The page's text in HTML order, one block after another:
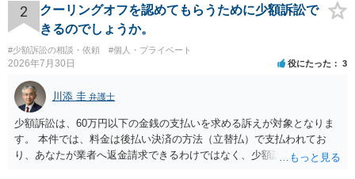
し、やむを得ず、返還金23万円及びこれに対する遅延損害金の支払い
を求める民事訴訟、支払督促その他必要な法的手続を直ちに講じま
す。 その際には、訴訟に要する費用その他法令上認められる金員につ
いても併せて請求する予定ですので、あらかじめ申し添えます。 本件
は、貴殿自らが契約を解約したことによって生じた返還義務の履行を
求めるものにすぎません。貴殿の仕入先との取引関係や返金時期など
の内部事情は、私に対する返還義務の発生や履行時期には何ら影響を
及ぼすものではありません。 これ以上、本件の解決を不必要に遅延さ
せることなく、誠意をもって速やかに返金手続を履行されるよう、強
く求めます。 以上
2
クーリングオフを認めてもらうために少額訴訟で
きるのでしょうか。
#少額訴訟の相談・依頼 #個人・プライベート
2026年7月30日 役にたった 3
川添 圭 弁護士
少額訴訟は、60万円以下の金銭の支払いを求める訴えが対象となりま
す。 本件では、料金は後払い決済の方法（立替払）で支払われてお
り、あなたが業者へ返金請求できるわけではなく、少額訴訟は使えな